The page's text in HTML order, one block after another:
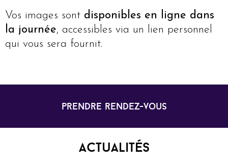
Vos images sont disponibles en ligne dans
la journée, accessibles via un lien personnel
qui vous sera fournit.
prendre rendez-vous
Actualités